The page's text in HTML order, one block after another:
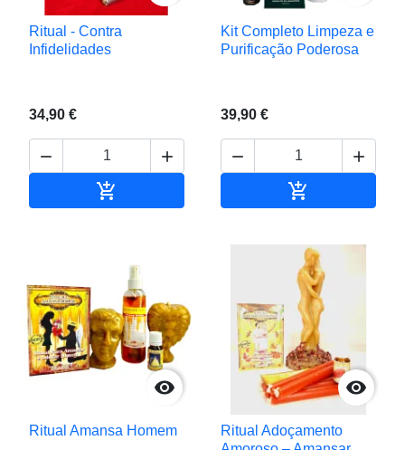
Ritual - Contra
Infidelidades
34,90 €
 

Kit Completo Limpeza e
Purificação Poderosa
39,90 €
 


Ritual Amansa Homem

Ritual Adoçamento